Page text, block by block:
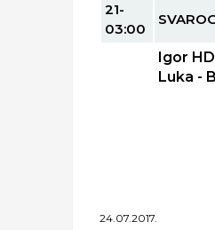
21-
03:00
Igor
Luka -
24.07.2017.